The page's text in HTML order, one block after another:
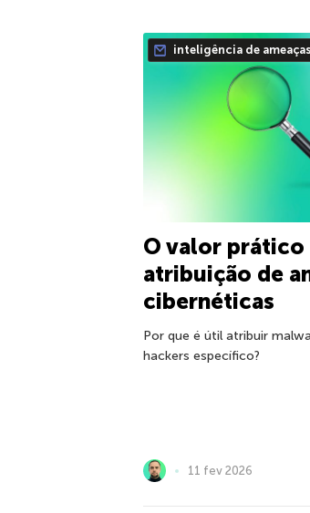
inteligência de ameaças
O valor prático
atribuição de
cibernéticas
Por que é útil atribuir
hackers específico?
11 fev 2026